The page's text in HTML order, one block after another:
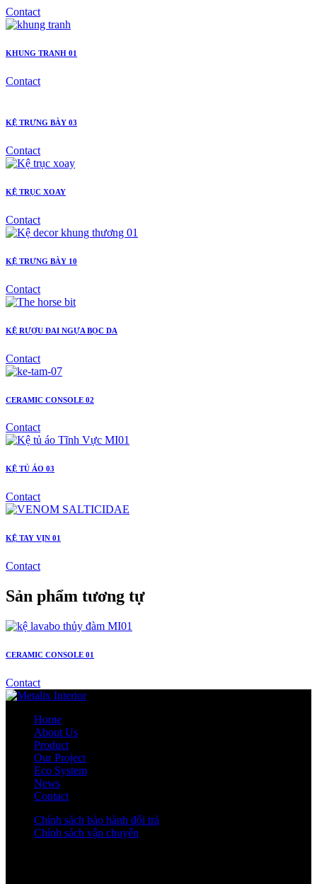
Contact
KHUNG TRANH 01
Contact
KỆ TRƯNG BÀY 03
Contact
KỆ TRỤC XOAY
Contact
KỆ TRƯNG BÀY 10
Contact
KỆ RƯỢU ĐAI NGỰA BỌC DA
Contact
CERAMIC CONSOLE 02
Contact
KỆ TỦ ÁO 03
Contact
KỆ TAY VỊN 01
Contact
Sản phẩm tương tự
CERAMIC CONSOLE 01
Contact
Home
About Us
Product
Our Project
Eco System
News
Contact
Chính sách bảo hành đổi trả
Chính sách vận chuyển